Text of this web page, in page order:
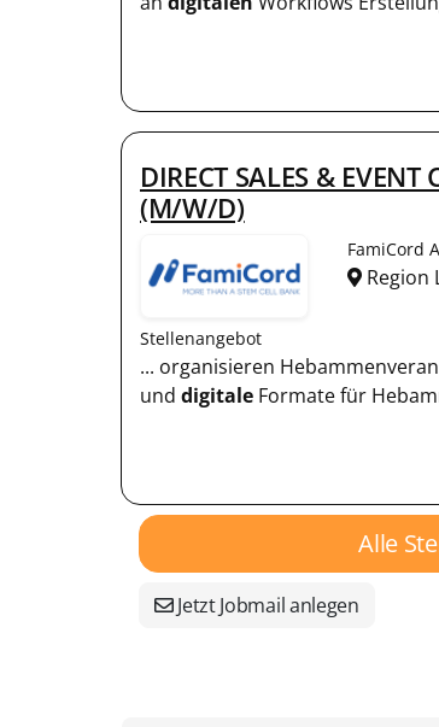
DIRECT SALES &
(M/W/D)
FamiCord
Region
Stellenangebot
... organisieren
und digitale Formate für
Alle
Jetzt Jobmail anlegen